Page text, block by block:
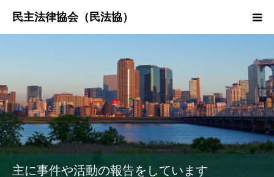
主に事件や活動の報告をしています
民法協とは
民主法律時報
決議・声明・意見書